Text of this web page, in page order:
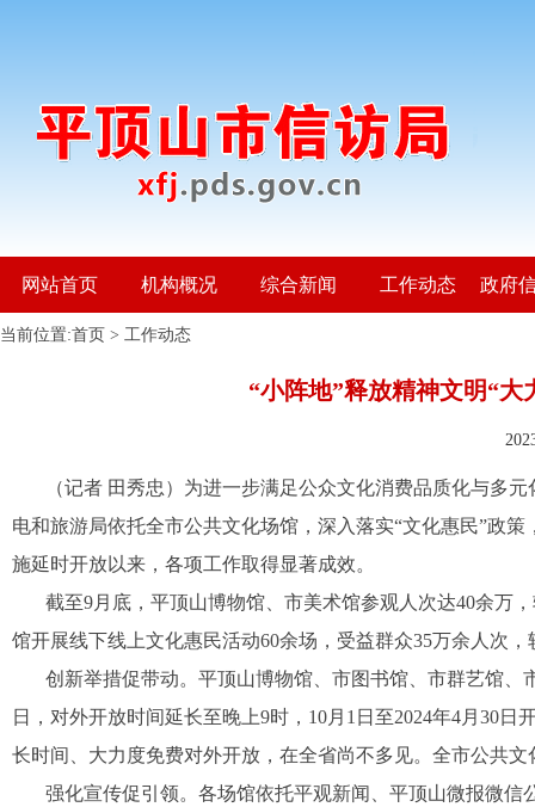
网站首页 机构概况 综合新闻 工作动态 政府
当前位置:首页 > 工作动态
“小阵地”释放精神文明“
（记者 田秀忠）为进一步满足公众文化消费品质化与多
电和旅游局依托全市公共文化场馆，深入落实“文化惠民”政
施延时开放以来，各项工作取得显著成效。
截至9月底，平顶山博物馆、市美术馆参观人次达40余万
馆开展线下线上文化惠民活动60余场，受益群众35万余人次
创新举措促带动。平顶山博物馆、市图书馆、市群艺馆
日，对外开放时间延长至晚上9时，10月1日至2024年4月30
长时间、大力度免费对外开放，在全省尚不多见。全市公共
强化宣传促引领。各场馆依托平观新闻、平顶山微报微